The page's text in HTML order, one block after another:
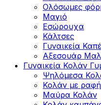
Ολόσωμες
Μαγιό
Εσώρουχα
Κάλτσες
Γυναικεία
Αξεσουάρ
Γυναικεία Κολάν
Ψηλόμεσα
Κολάν με
Μαύρα Κολάν